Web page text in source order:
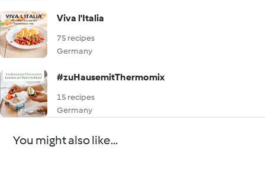
Viva l'Italia
75 recipes
Germany
#zuHausemitThermomix
15 recipes
Germany
You might also like...